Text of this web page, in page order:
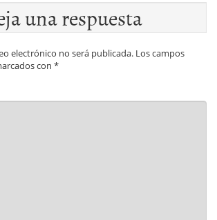
una respuesta
electrónico no será publicada. Los campos
con *